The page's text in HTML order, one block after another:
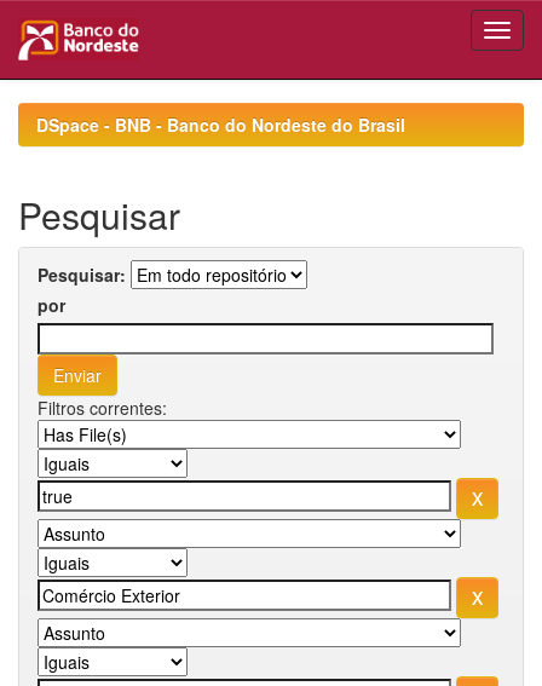
navigationDSpace - BNB - Banco do Nordeste do Brasil
Pesquisar
Pesquisar:
por
Filtros correntes: